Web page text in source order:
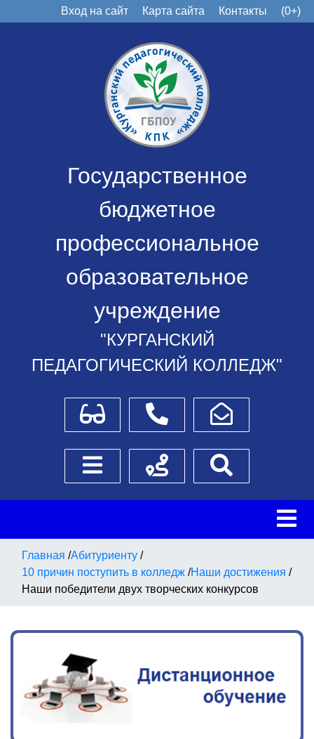
Вход на сайт Карта сайта Контакты (0+)
Государственное
бюджетное
профессиональное
образовательное
учреждение
"КУРГАНСКИЙ
ПЕДАГОГИЧЕСКИЙ КОЛЛЕДЖ"
Для слабовидящихТелефоныНаписать обращение
Боковое менюСхема проезда
Главная /Абитуриенту /
10 причин поступить в колледж /Наши достижения /
Наши победители двух творческих конкурсов